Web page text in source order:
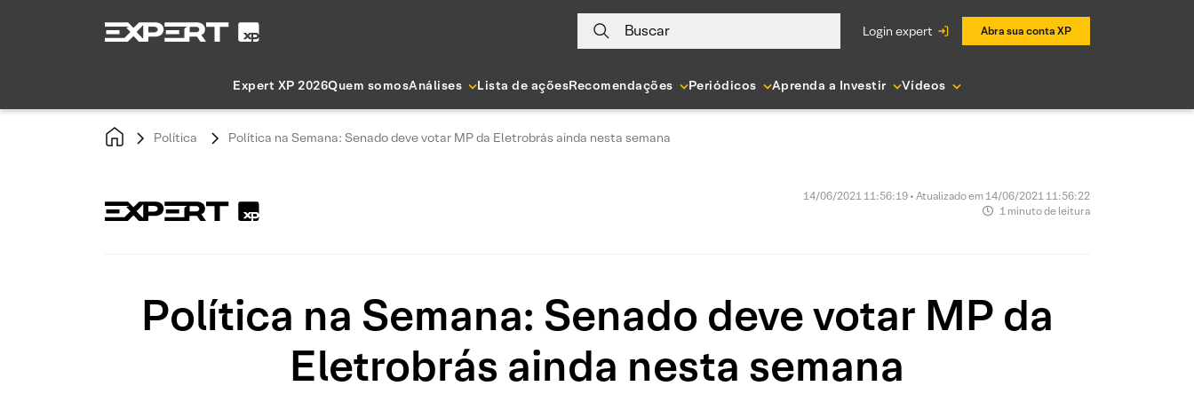
Buscar login expert Abra sua conta XP
Expert XP 2026Quem somosAnálises Lista de açõesRecomendações Periódicos Aprenda a Investir Vídeos
Política Política na Semana: Senado deve votar MP da Eletrobrás ainda nesta semana
14/06/2021 11:56:19 • Atualizado em 14/06/2021 11:56:22
1 minuto de leitura
Política na Semana: Senado deve votar MP da
Eletrobrás ainda nesta semana